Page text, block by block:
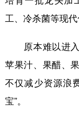
工、冷杀菌等现代
原本难以进入
苹果汁、果醋、
不仅减少资源浪
宝”。